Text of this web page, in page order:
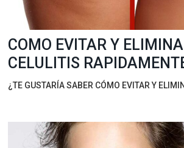
COMO EVITAR Y
CELULITIS
¿TE GUSTARÍA SABER CÓMO EVITAR Y